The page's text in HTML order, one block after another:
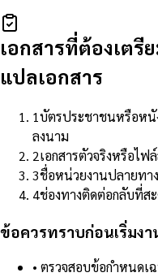
เอกสารที่ต้องเตรี
แปลเอกสาร
1บัตรประชาชนหรือหนั
ลงนาม
2เอกสารตัวจริงหรือไ
3ชื่อหน่วยงานปลายทา
4ช่องทางติดต่อกลับที่ส
ข้อควรทราบก่อนเริ่มงา
• ตรวจสอบข้อกำหนดเ